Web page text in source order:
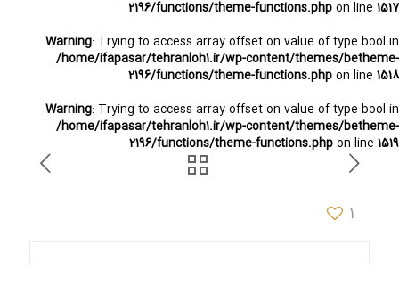
2196/functions/theme-functions.phpon line 1517
Warning: Trying to access array offset on value of type bool in
/home/ifapasar/tehranloh1.ir/wp-content/themes/betheme-
2196/functions/theme-functions.phpon line 1518
Warning: Trying to access array offset on value of type bool in
/home/ifapasar/tehranloh1.ir/wp-content/themes/betheme-
2196/functions/theme-functions.phpon line 1519
1